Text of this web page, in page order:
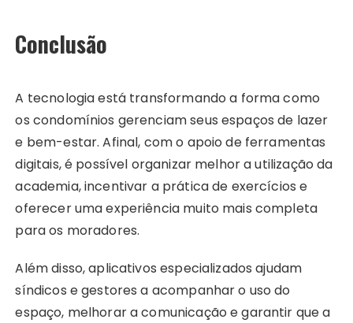
Conclusão
A tecnologia está transformando a forma como
os condomínios gerenciam seus espaços de lazer
e bem-estar. Afinal, com o apoio de ferramentas
digitais, é possível organizar melhor a utilização da
academia, incentivar a prática de exercícios e
oferecer uma experiência muito mais completa
para os moradores.
Além disso, aplicativos especializados ajudam
síndicos e gestores a acompanhar o uso do
espaço, melhorar a comunicação e garantir que a